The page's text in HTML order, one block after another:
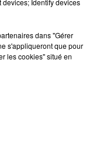
Lucas
Identify devices
dans "Gérer
s'appliqueront que pour
les cookies" situé en